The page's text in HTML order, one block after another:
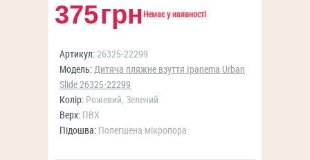
375грн Немає у наявності
Артикул:26325-22299
Модель:Дитяча пляжне взуття Ipanema Urban
Slide 26325-22299
Колір: Рожевий, Зелений
Верх: ПВХ
Підошва: Полегшена мікропора